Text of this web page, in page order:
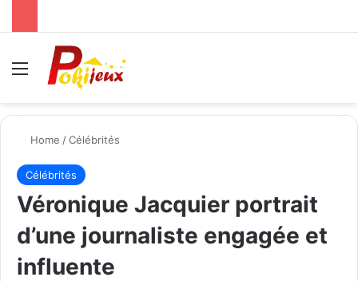
Menu
Home /Célébrités
Célébrités
Véronique Jacquier portrait
d’une journaliste engagée et
influente